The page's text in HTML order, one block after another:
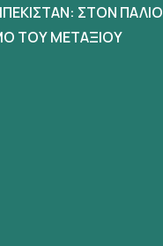
ΣΤΟΝ ΠΑΛΙΟ
ΤΟΥ ΜΕΤΑΞΙΟΥ